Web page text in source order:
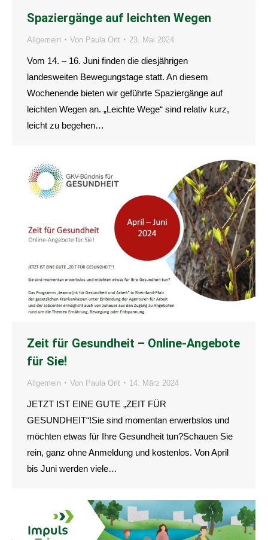
Spaziergänge auf leichten Wegen
Allgemein Von Paula Orlt 23. Mai 2024
Vom 14. – 16. Juni finden die diesjährigen
landesweiten Bewegungstage statt. An diesem
Wochenende bieten wir geführte Spaziergänge auf
leichten Wegen an. „Leichte Wege“ sind relativ kurz,
leicht zu begehen…
Zeit für Gesundheit – Online-Angebote
für Sie!
Allgemein Von Paula Orlt 14. März 2024
JETZT IST EINE GUTE „ZEIT FÜR
GESUNDHEIT“!Sie sind momentan erwerbslos und
möchten etwas für Ihre Gesundheit tun?Schauen Sie
rein, ganz ohne Anmeldung und kostenlos. Von April
bis Juni werden viele…